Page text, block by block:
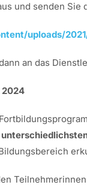
und senden Sie
uploads/
an das
2024